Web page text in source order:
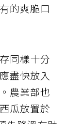
的爽脆口
同樣十分
盡快放入
農業部也
瓜放置於